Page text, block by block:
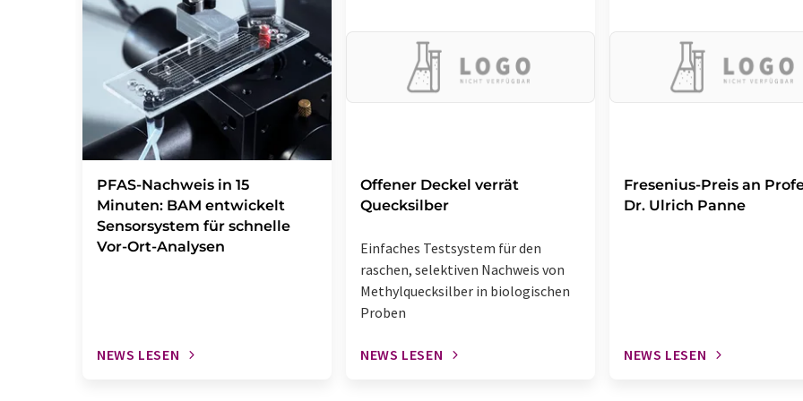
PFAS-Nachweis in 15
Minuten: BAM entwickelt
Sensorsystem für schnelle
Vor-Ort-Analysen
NEWS LESEN
Offener Deckel verrät
Quecksilber
Einfaches Testsystem für den
raschen, selektiven Nachweis von
Methylquecksilber in biologischen
Proben
NEWS LESEN
Fresenius-Preis an
Dr. Ulrich Panne
NEWS LESEN